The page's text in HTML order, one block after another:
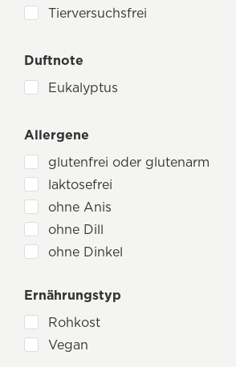
süß
Vitamin B1
Vitamin B3
Vitamin C
Vitamin D
Vitamin D3
Vitamin E
Zink
zum Fasten
Tierversuchsfrei
Duftnote
Eukalyptus
Allergene
glutenfrei oder glutenarm
laktosefrei
ohne Anis
ohne Dill
ohne Dinkel
ohne Erdnüsse
ohne Fenchel
ohne Fructose
Ernährungstyp
Rohkost
Vegan